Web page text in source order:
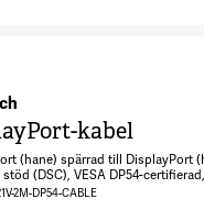
kabel
(hane) spärrad till DisplayPort
stöd (DSC), VESA DP54-
4K144Hz stöd - svart
2M-DP54-CABLE